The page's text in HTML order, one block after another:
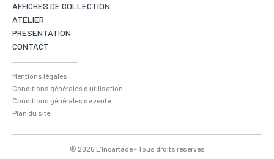
AFFICHES DE COLLECTION
ATELIER
PRÉSENTATION
CONTACT
Mentions légales
Conditions générales d'utilisation
Conditions générales de vente
Plan du site
© 2026 L’Incartade - Tous droits réservés